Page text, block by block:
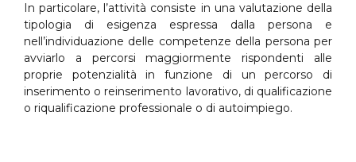
In particolare, l’attività consiste in una valutazione della
tipologia di esigenza espressa dalla persona e
nell’individuazione delle competenze della persona per
avviarlo a percorsi maggiormente rispondenti alle
proprie potenzialità in funzione di un percorso di
inserimento o reinserimento lavorativo, di qualificazione
o riqualificazione professionale o di autoimpiego.